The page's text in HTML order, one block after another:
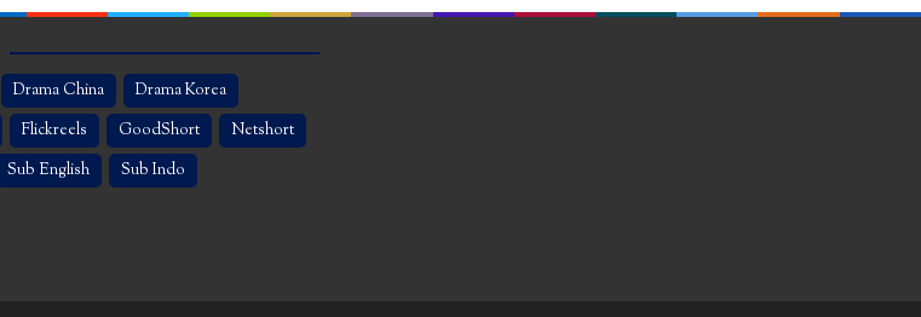
Drama China
Drama Korea
Flickreels GoodShort
Netshort
Sub English Sub Indo